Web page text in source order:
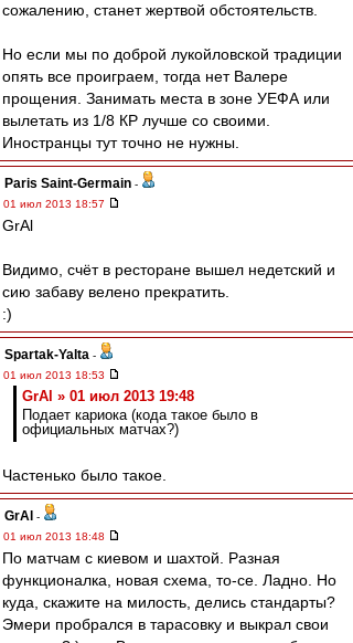
сожалению, станет жертвой обстоятельств.
Но если мы по доброй лукойловской традиции
опять все проиграем, тогда нет Валере
прощения. Занимать места в зоне УЕФА или
вылетать из 1/8 КР лучше со своими.
Иностранцы тут точно не нужны.
Paris Saint-Germain -
01 июл 2013 18:57
GrAl
Видимо, счёт в ресторане вышел недетский и
сию забаву велено прекратить.
:)
Spartak-Yalta -
01 июл 2013 18:53
GrAl » 01 июл 2013 19:48
Подает кариока (кода такое было в
официальных матчах?)
Частенько было такое.
GrAl -
01 июл 2013 18:48
По матчам с киевом и шахтой. Разная
функционалка, новая схема, то-се. Ладно. Но
куда, скажите на милость, делись стандарты?
Эмери пробрался в тарасовку и выкрал свои